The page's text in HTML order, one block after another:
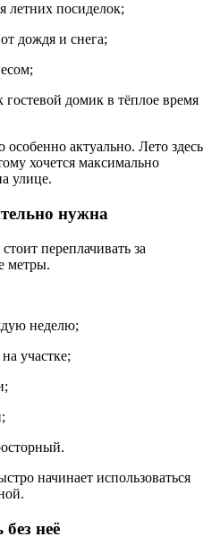
летних посиделок;
дождя и снега;
гостевой домик в тёплое время
особенно актуально. Лето здесь
хочется максимально
улице.
нужна
переплачивать за
метры.
неделю;
участке;
начинает использоваться
неё